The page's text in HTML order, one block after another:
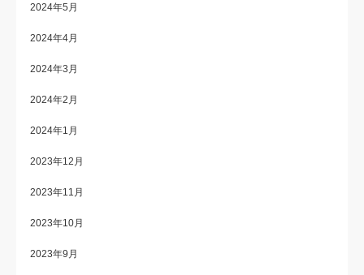
2024年5月
2024年4月
2024年3月
2024年2月
2024年1月
2023年12月
2023年11月
2023年10月
2023年9月